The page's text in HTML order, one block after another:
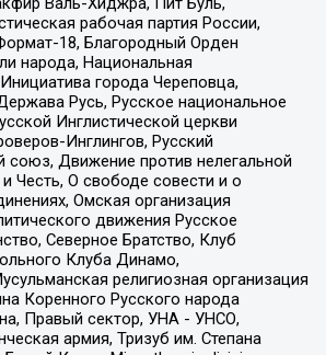
рабочая партия России,
18, Благородный Орден
народа, Национальная
города Череповца,
Русь, Русское национальное
Инглистической церкви
Инглингов, Русский
Движение против нелегальной
Честь, О свободе совести и о
Омская организация
движения Русское
Северное Братство, Клуб
Клуба Динамо,
религиозная организация
Коренного Русского народа
Правый сектор, УНА - УНСО,
армия, Тризуб им. Степана